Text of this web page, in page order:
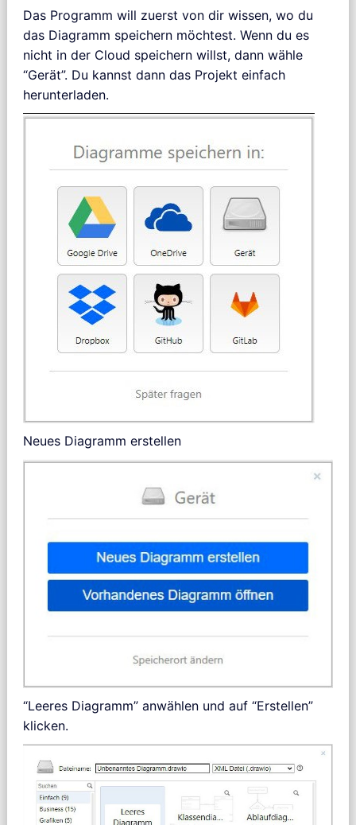
Das Programm will zuerst von dir wissen, wo du
das Diagramm speichern möchtest. Wenn du es
nicht in der Cloud speichern willst, dann wähle
“Gerät”. Du kannst dann das Projekt einfach
herunterladen.
Neues Diagramm erstellen
“Leeres Diagramm” anwählen und auf “Erstellen”
klicken.